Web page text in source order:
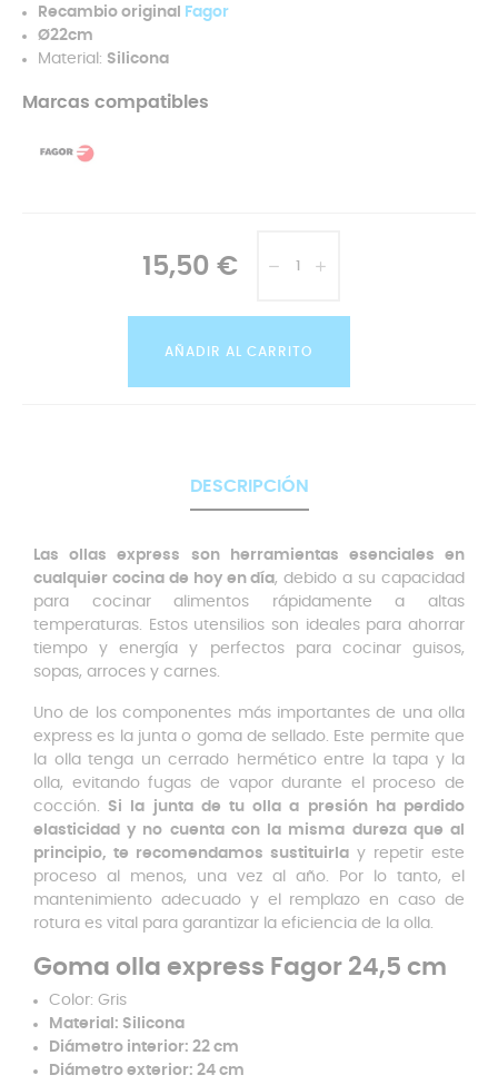
Recambio original
Fagor
Ø22cm
Material: Silicona
Marcas compatibles
15,50 €
AÑADIR AL CARRITO
DESCRIPCIÓN
Las ollas express son herramientas esenciales en
cualquier cocina de hoy en día, debido a su capacidad
para cocinar alimentos rápidamente a altas
temperaturas. Estos utensilios son ideales para ahorrar
tiempo y energía y perfectos para cocinar guisos,
sopas, arroces y carnes.
Uno de los componentes más importantes de una olla
express es la junta o goma de sellado. Este permite que
la olla tenga un cerrado hermético entre la tapa y la
olla, evitando fugas de vapor durante el proceso de
cocción. Si la junta de tu olla a presión ha perdido
elasticidad y no cuenta con la misma dureza que al
principio, te recomendamos sustituirla y repetir este
proceso al menos, una vez al año. Por lo tanto, el
mantenimiento adecuado y el remplazo en caso de
rotura es vital para garantizar la eficiencia de la olla.
Goma olla express Fagor 24,5 cm
Color: Gris
Material: Silicona
Diámetro interior: 22 cm
Diámetro exterior: 24 cm